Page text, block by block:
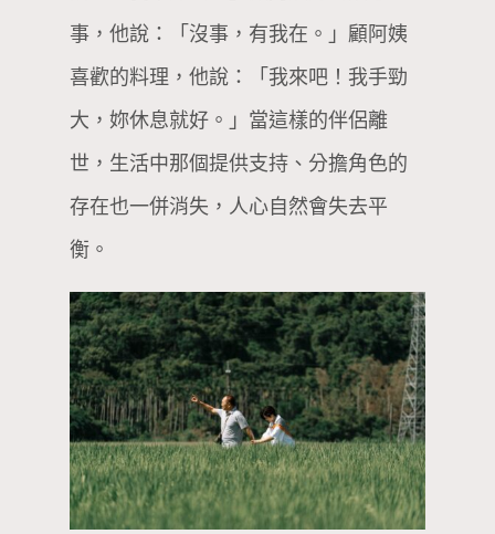
事，他說：「沒事，有我在。」顧阿姨
喜歡的料理，他說：「我來吧！我手勁
大，妳休息就好。」當這樣的伴侶離
世，生活中那個提供支持、分擔角色的
存在也一併消失，人心自然會失去平
衡。